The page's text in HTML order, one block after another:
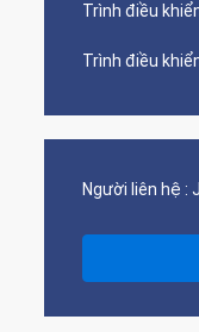
Trình điều
Trình điều
Người liên hệ :